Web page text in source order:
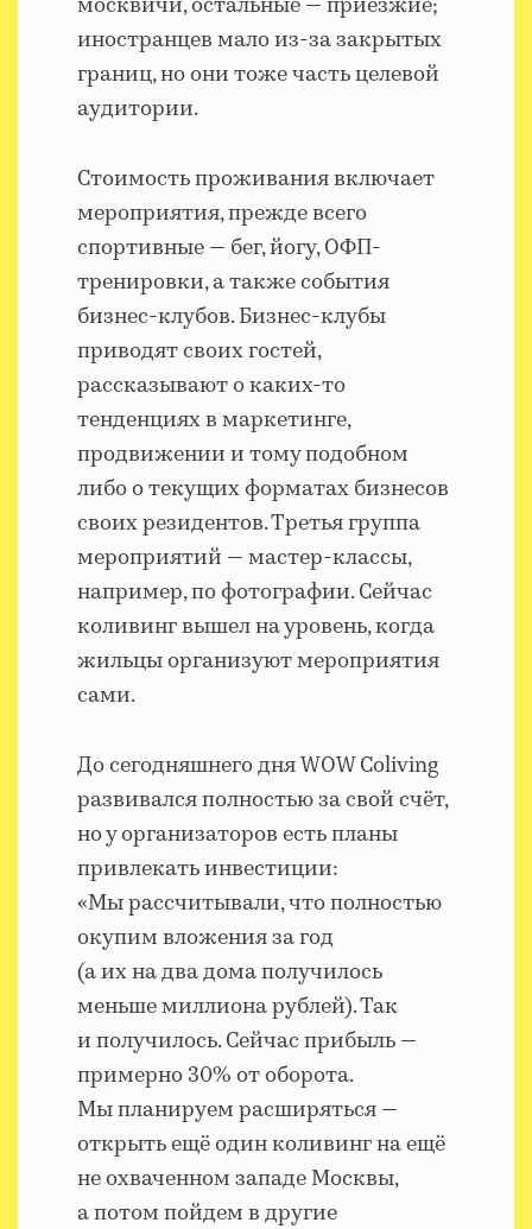
иностранцев мало из-за закрытых
границ, но они тоже часть целевой
аудитории.
Стоимость проживания включает
мероприятия, прежде всего
спортивные — бег, йогу, ОФП-
тренировки, а также события
бизнес-клубов. Бизнес-клубы
приводят своих гостей,
рассказывают о каких-то
тенденциях в маркетинге,
продвижении и тому подобном
либо о текущих форматах бизнесов
своих резидентов. Третья группа
мероприятий — мастер-классы,
например, по фотографии. Сейчас
коливинг вышел на уровень, когда
жильцы организуют мероприятия
сами.
До сегодняшнего дня WOW Coliving
развивался полностью за свой счёт,
но у организаторов есть планы
привлекать инвестиции:
«Мы рассчитывали, что полностью
окупим вложения за год
(а их на два дома получилось
меньше миллиона рублей). Так
и получилось. Сейчас прибыль —
примерно 30% от оборота.
Мы планируем расширяться —
открыть ещё один коливинг на ещё
не охваченном западе Москвы,
а потом пойдем в другие